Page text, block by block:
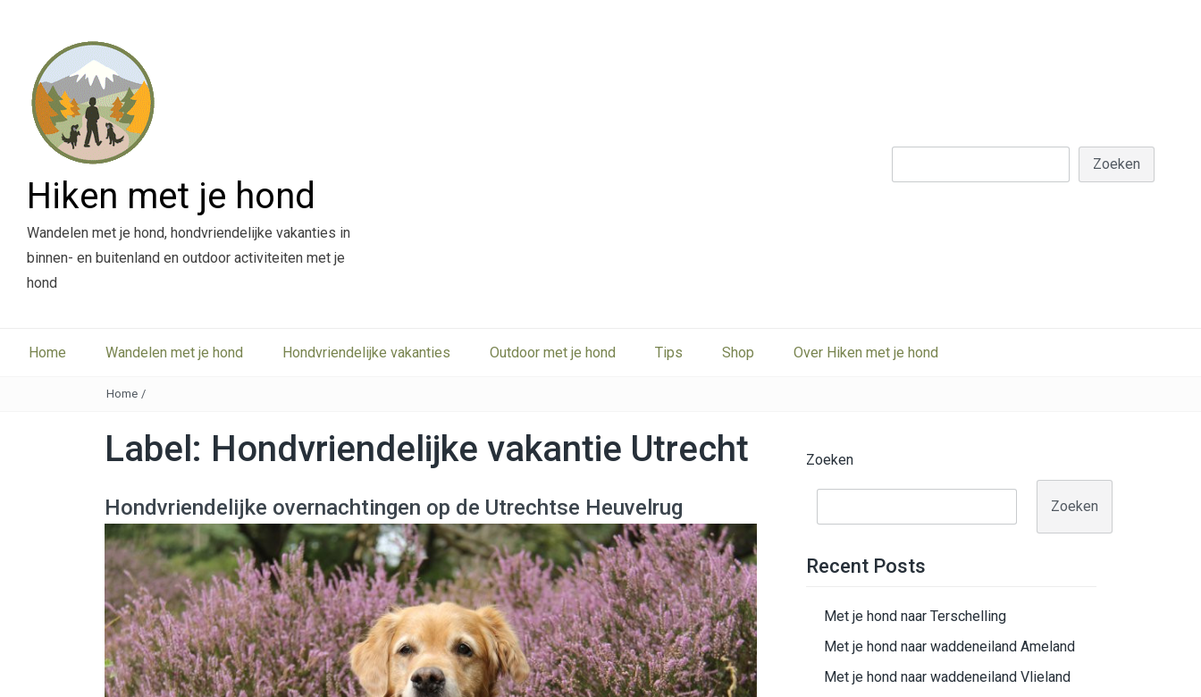
Hiken met je hond
Wandelen met je hond, hondvriendelijke vakanties in
binnen- en buitenland en outdoor activiteiten met je
hond
Zoeken
Home Wandelen met je hond Hondvriendelijke vakanties Outdoor met je hond Tips Shop Over Hiken met je hond
Home /
Label: Hondvriendelijke vakantie Utrecht
Hondvriendelijke overnachtingen op de Utrechtse Heuvelrug
Zoeken
Zoeken
Recent Posts
Met je hond naar Terschelling
Met je hond naar waddeneiland Ameland
Met je hond naar waddeneiland Vlieland